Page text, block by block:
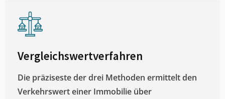
Vergleichswertverfahren
Die präziseste der drei Methoden ermittelt den
Verkehrswert einer Immobilie über